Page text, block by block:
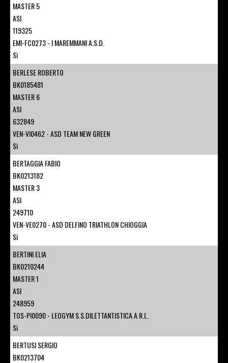
MASTER 5
ASI
119325
EMI-FC0273 - I MAREMMANI A.S.D.
Sì
BERLESE ROBERTO
BK0185481
MASTER 6
ASI
632849
VEN-VI0462 - ASD TEAM NEW GREEN
Sì
BERTAGGIA FABIO
BK0213182
MASTER 3
ASI
249710
VEN-VE0270 - ASD DELFINO TRIATHLON CHIOGGIA
Sì
BERTINI ELIA
BK0210244
MASTER 1
ASI
248959
TOS-PI0090 - LEOGYM S.S.DILETTANTISTICA A R.L.
Sì
BERTUSI SERGIO
BK0213704